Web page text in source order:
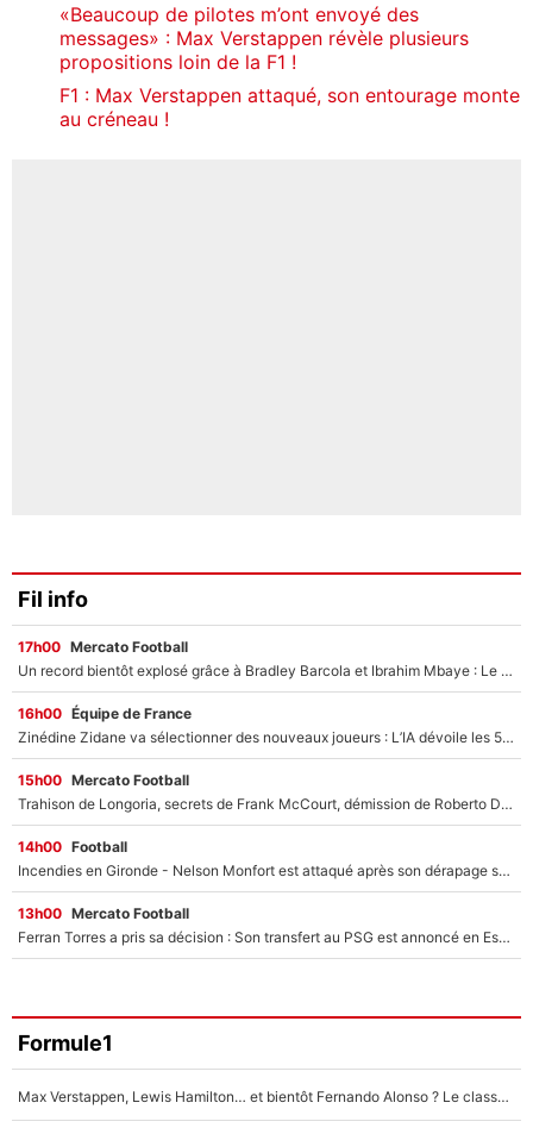
«Beaucoup de pilotes m’ont envoyé des
messages» : Max Verstappen révèle plusieurs
propositions loin de la F1 !
F1 : Max Verstappen attaqué, son entourage monte
au créneau !
Fil info
17h00 Mercato Football
Un record bientôt explosé grâce à Bradley Barcola et Ibrahim Mbaye : Le PSG sur le point de réaliser un mercato historique ?
16h00 Équipe de France
Zinédine Zidane va sélectionner des nouveaux joueurs : L’IA dévoile les 5 cracks qui pourraient rapidement le rejoindre en équipe de France !
15h00 Mercato Football
Trahison de Longoria, secrets de Frank McCourt, démission de Roberto De Zerbi : Medhi Benatia se lâche sur son départ de l'OM et fait d'importantes révélations
14h00 Football
Incendies en Gironde - Nelson Monfort est attaqué après son dérapage sur CNews : «Et lui, il prend combien pour parler dans un studio climatisé?»
13h00 Mercato Football
Ferran Torres a pris sa décision : Son transfert au PSG est annoncé en Espagne !
Formule1
Max Verstappen, Lewis Hamilton… et bientôt Fernando Alonso ? Le classement des pilotes les mieux payés en Formule 1 risque de changer !